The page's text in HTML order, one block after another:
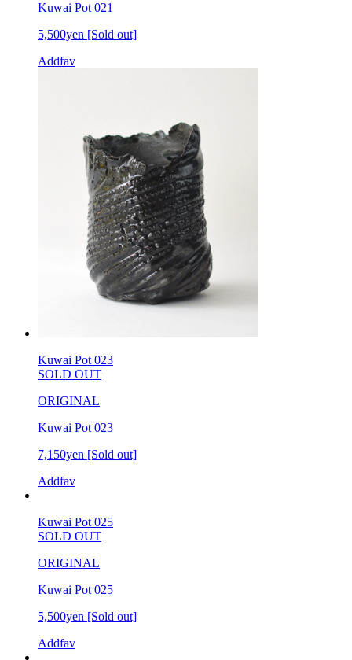
Kuwai Pot 021
5,500yen [Sold out]
Addfav
Kuwai Pot 023
SOLD OUT
ORIGINAL
Kuwai Pot 023
7,150yen [Sold out]
Addfav
Kuwai Pot 025
SOLD OUT
ORIGINAL
Kuwai Pot 025
5,500yen [Sold out]
Addfav